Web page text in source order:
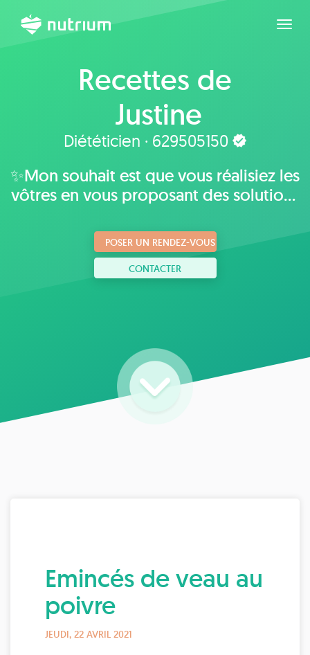
Recettes de
Justine
Diététicien · 629505150
✨Mon souhait est que vous réalisiez les
vôtres en vous proposant des solutions
habitudes et mode de vie.
POSER UN RENDEZ-VOUS
CONTACTER
Emincés de veau au
poivre
JEUDI, 22 AVRIL 2021